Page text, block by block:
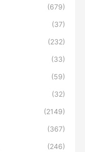
(679)
(37)
(232)
(33)
(59)
(32)
(2149)
(367)
(246)